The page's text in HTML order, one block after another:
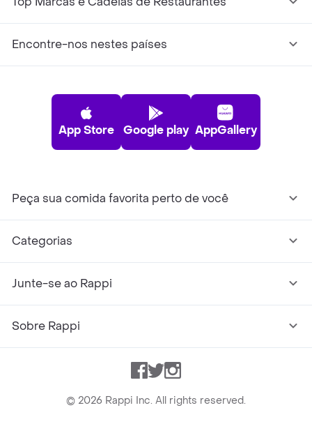
Encontre-nos nestes países
App Store Google play AppGallery
Peça sua comida favorita perto de você
Categorias
Junte-se ao Rappi
Sobre Rappi
Facebook
TwitterInstagram
© 2026 Rappi Inc. All rights reserved.